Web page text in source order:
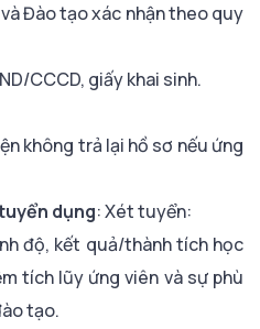
Đào tạo xác nhận theo quy
CCCD, giấy khai sinh.
không trả lại hồ sơ nếu ứng
dụng: Xét tuyển:
độ, kết quả/thành tích học
tích lũy ứng viên và sự phù
tạo.